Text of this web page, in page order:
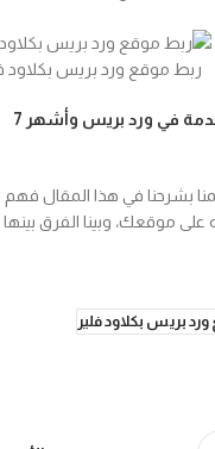
ربط موقع ورد بريس بكلاود
تعرف على أهم الاضافات المستخدمة في ورد بريس وأشهر 7
بشرحنا في هذا المقال فهم
على موقعك، وبينا الفرق بينها
بريس بكلاود فلير